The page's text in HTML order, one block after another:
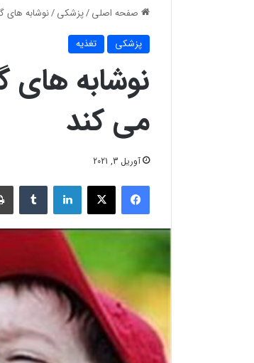
صفحه اصلی/پزشکی/نوشابه های
پزشکی تغذیه
نوشابه های
می کند
آوریل 3, 2021
فیسبوک X لینکدین ‫تامبلر